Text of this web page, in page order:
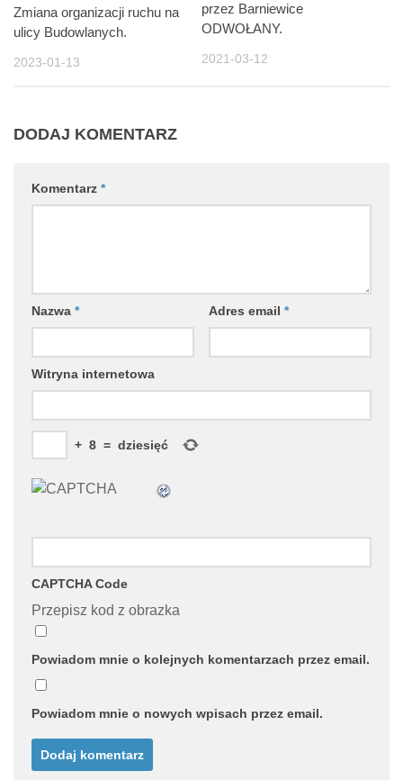
Zmiana organizacji ruchu na
ulicy Budowlanych.
2023-01-13
przez Barniewice
ODWOŁANY.
2021-03-12
DODAJ KOMENTARZ
Komentarz *
Nazwa * Adres email *
Witryna internetowa
+ 8 = dziesięć
CAPTCHA Code
Przepisz kod z obrazka
Powiadom mnie o kolejnych komentarzach przez email.
Powiadom mnie o nowych wpisach przez email.